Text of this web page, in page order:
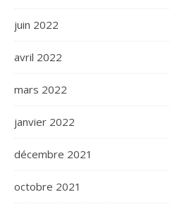
juin 2022
avril 2022
mars 2022
janvier 2022
décembre 2021
octobre 2021